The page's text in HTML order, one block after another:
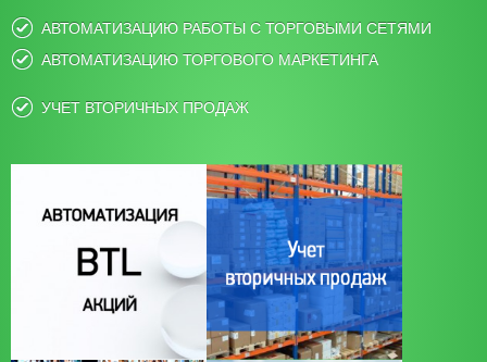
АВТОМАТИЗАЦИЮ РАБОТЫ С ТОРГОВЫМИ СЕТЯМИ
АВТОМАТИЗАЦИЮ ТОРГОВОГО МАРКЕТИНГА
УЧЕТ ВТОРИЧНЫХ ПРОДАЖ